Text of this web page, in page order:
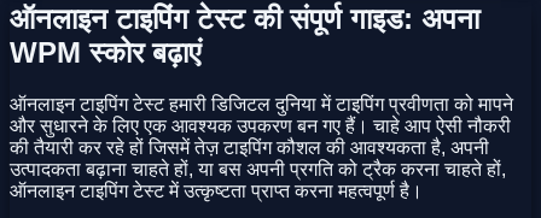
ऑनलाइन टाइपिंग टेस्ट की संपूर्ण गाइड: अपना
WPM स्कोर बढ़ाएं
ऑनलाइन टाइपिंग टेस्ट हमारी डिजिटल दुनिया में टाइपिंग प्रवीणता को मापने
और सुधारने के लिए एक आवश्यक उपकरण बन गए हैं। चाहे आप ऐसी नौकरी
की तैयारी कर रहे हों जिसमें तेज़ टाइपिंग कौशल की आवश्यकता है, अपनी
उत्पादकता बढ़ाना चाहते हों, या बस अपनी प्रगति को ट्रैक करना चाहते हों,
ऑनलाइन टाइपिंग टेस्ट में उत्कृष्टता प्राप्त करना महत्वपूर्ण है।